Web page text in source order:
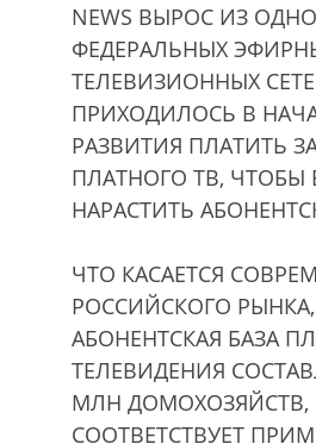
NEWS ВЫРОC ИЗ
ФЕДЕРАЛЬНЫХ
ТЕЛЕВИЗИОННЫХ
ПРИХОДИЛОСЬ В
РАЗВИТИЯ ПЛАТИТЬ
ПЛАТНОГО ТВ, ЧТОБЫ
НАРАСТИТЬ
ЧТО КАСАЕТСЯ
РОССИЙСКОГО
АБОНЕНТСКАЯ БАЗА
ТЕЛЕВИДЕНИЯ
МЛН ДОМОХОЗЯЙСТВ,
СООТВЕТСТВУЕТ